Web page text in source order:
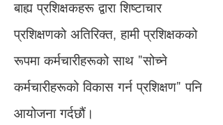
बाह्य प्रशिक्षकहरू द्वारा शिष्टाचार
प्रशिक्षणको अतिरिक्त, हामी प्रशिक्षकको
रूपमा कर्मचारीहरूको साथ "सोच्ने
कर्मचारीहरूको विकास गर्न प्रशिक्षण" पनि
आयोजना गर्दछौं।